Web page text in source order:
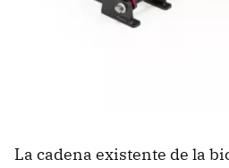
La cadena existente de la